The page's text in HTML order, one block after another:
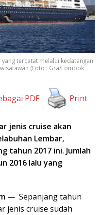
yang tercatat melalui kedatangan
(Foto : Gra/Lombok
PDF Print
jenis cruise akan
Lembar,
tahun 2017 ini. Jumlah
2016 lalu yang
— Sepanjang tahun
jenis cruise sudah